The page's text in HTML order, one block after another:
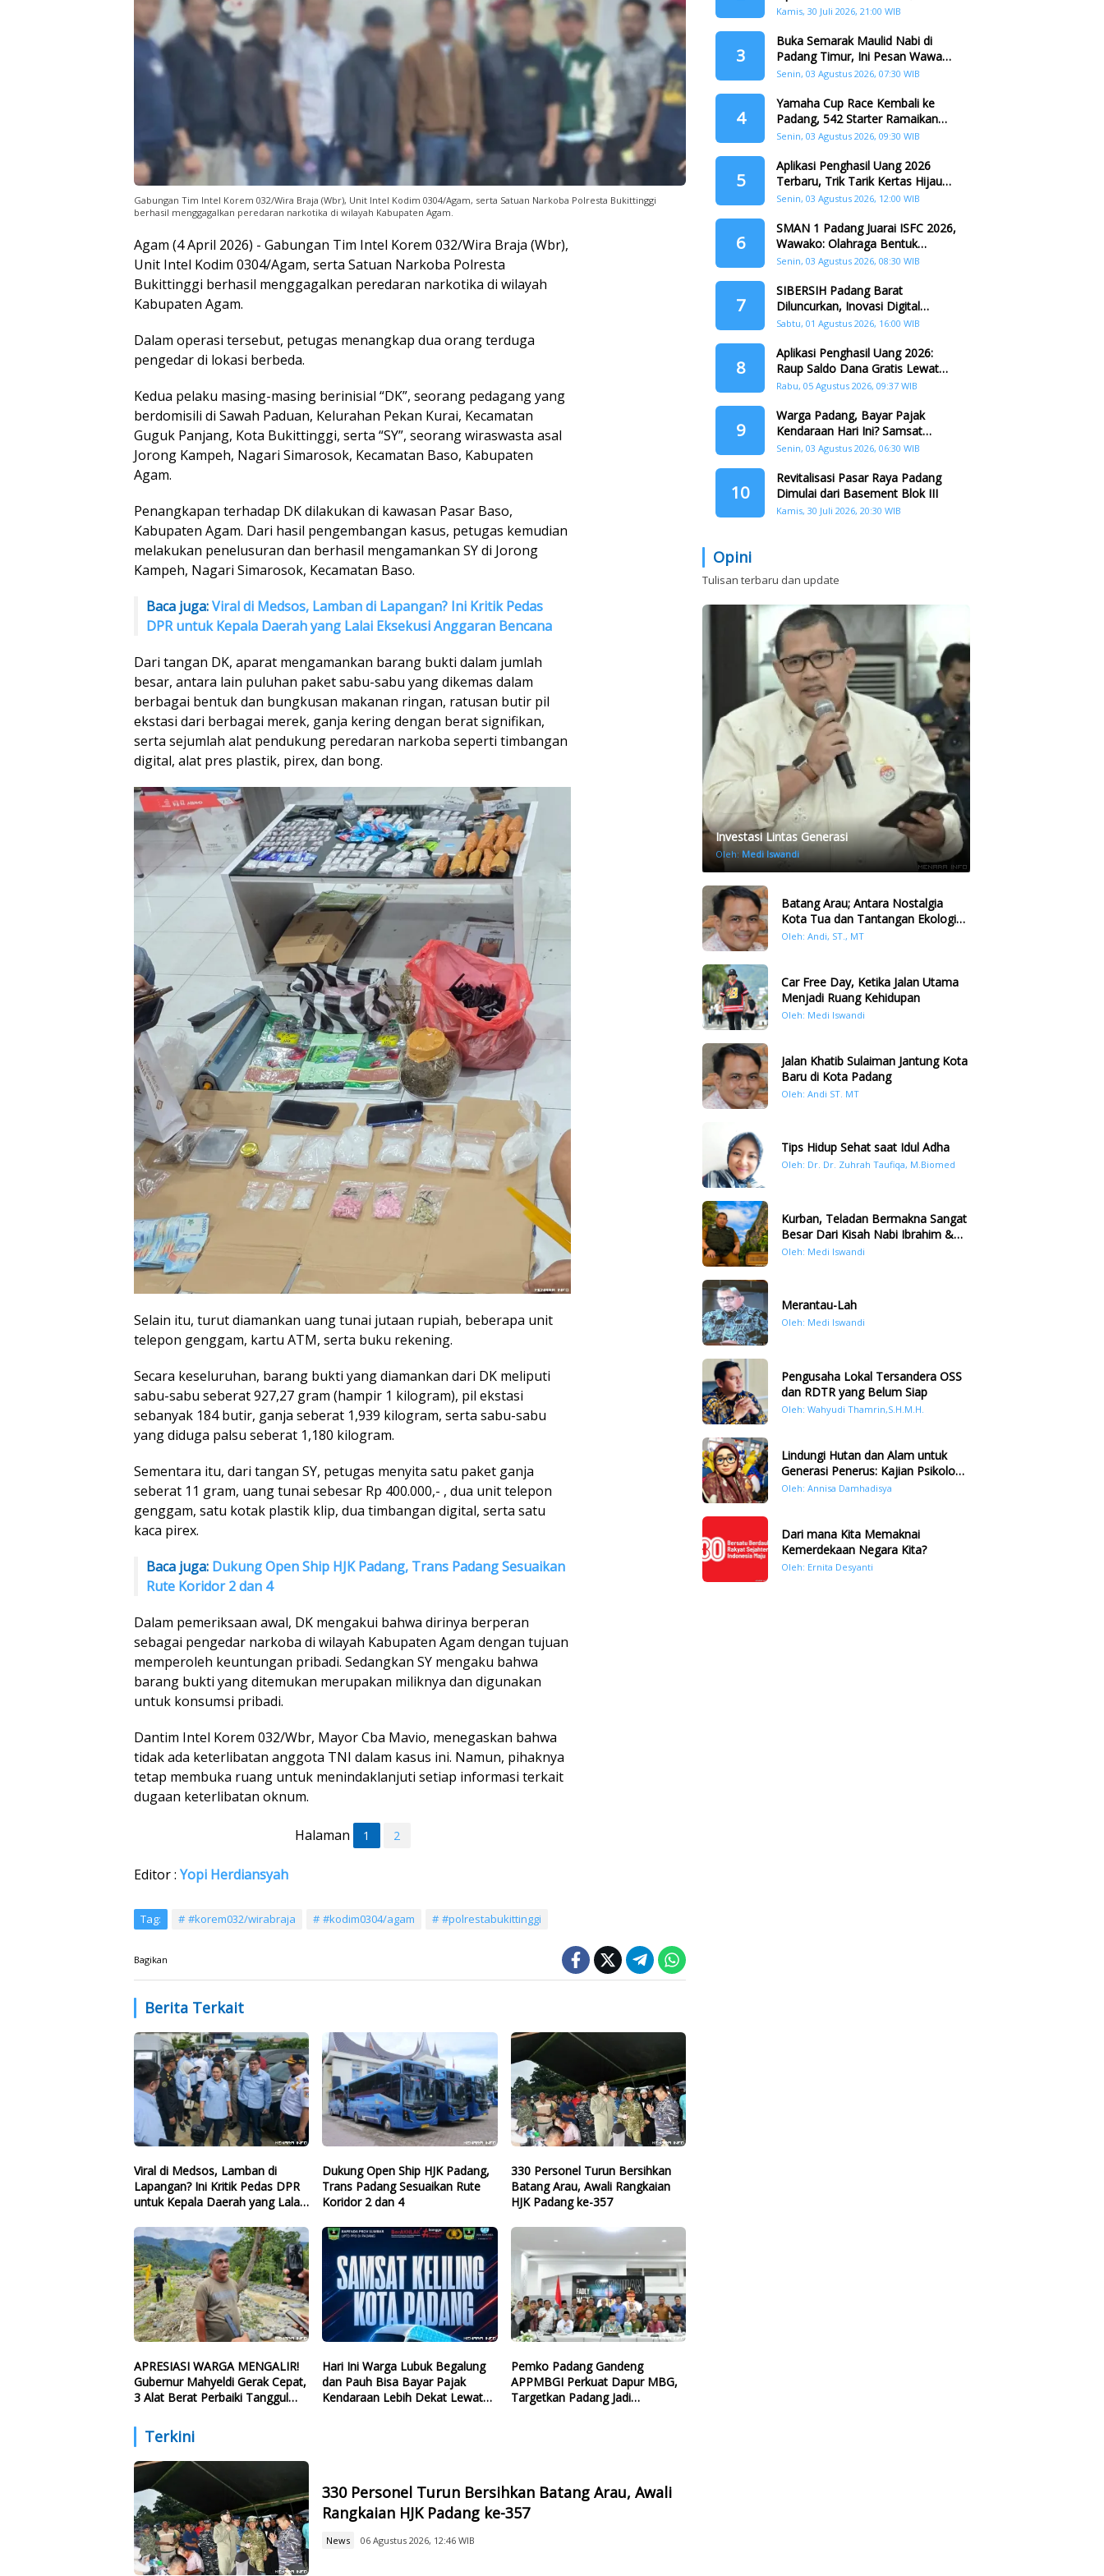
Gabungan Tim Intel Korem 032/Wira Braja (Wbr), Unit Intel Kodim 0304/Agam, serta Satuan Narkoba Polresta Bukittinggi
berhasil menggagalkan peredaran narkotika di wilayah Kabupaten Agam.
Agam (4 April 2026) - Gabungan Tim Intel Korem 032/Wira Braja (Wbr),
Unit Intel Kodim 0304/Agam, serta Satuan Narkoba Polresta
Bukittinggi berhasil menggagalkan peredaran narkotika di wilayah
Kabupaten Agam.
Dalam operasi tersebut, petugas menangkap dua orang terduga
pengedar di lokasi berbeda.
Kedua pelaku masing-masing berinisial “DK”, seorang pedagang yang
berdomisili di Sawah Paduan, Kelurahan Pekan Kurai, Kecamatan
Guguk Panjang, Kota Bukittinggi, serta “SY”, seorang wiraswasta asal
Jorong Kampeh, Nagari Simarosok, Kecamatan Baso, Kabupaten
Agam.
Penangkapan terhadap DK dilakukan di kawasan Pasar Baso,
Kabupaten Agam. Dari hasil pengembangan kasus, petugas kemudian
melakukan penelusuran dan berhasil mengamankan SY di Jorong
Kampeh, Nagari Simarosok, Kecamatan Baso.
Baca juga:Viral di Medsos, Lamban di Lapangan? Ini Kritik Pedas
DPR untuk Kepala Daerah yang Lalai Eksekusi Anggaran Bencana
Dari tangan DK, aparat mengamankan barang bukti dalam jumlah
besar, antara lain puluhan paket sabu-sabu yang dikemas dalam
berbagai bentuk dan bungkusan makanan ringan, ratusan butir pil
ekstasi dari berbagai merek, ganja kering dengan berat signifikan,
serta sejumlah alat pendukung peredaran narkoba seperti timbangan
digital, alat pres plastik, pirex, dan bong.
Selain itu, turut diamankan uang tunai jutaan rupiah, beberapa unit
telepon genggam, kartu ATM, serta buku rekening.
Secara keseluruhan, barang bukti yang diamankan dari DK meliputi
sabu-sabu seberat 927,27 gram (hampir 1 kilogram), pil ekstasi
sebanyak 184 butir, ganja seberat 1,939 kilogram, serta sabu-sabu
yang diduga palsu seberat 1,180 kilogram.
Sementara itu, dari tangan SY, petugas menyita satu paket ganja
seberat 11 gram, uang tunai sebesar Rp 400.000,- , dua unit telepon
genggam, satu kotak plastik klip, dua timbangan digital, serta satu
kaca pirex.
Baca juga: Dukung Open Ship HJK Padang, Trans Padang Sesuaikan
Rute Koridor 2 dan 4
Dalam pemeriksaan awal, DK mengakui bahwa dirinya berperan
sebagai pengedar narkoba di wilayah Kabupaten Agam dengan tujuan
memperoleh keuntungan pribadi. Sedangkan SY mengaku bahwa
barang bukti yang ditemukan merupakan miliknya dan digunakan
untuk konsumsi pribadi.
Dantim Intel Korem 032/Wbr, Mayor Cba Mavio, menegaskan bahwa
tidak ada keterlibatan anggota TNI dalam kasus ini. Namun, pihaknya
tetap membuka ruang untuk menindaklanjuti setiap informasi terkait
dugaan keterlibatan oknum.
Halaman 1 2
Editor : Yopi Herdiansyah
Tag: #korem032/wirabraja #kodim0304/agam #polrestabukittinggi
Bagikan
Berita Terkait
Viral di Medsos, Lamban di
Lapangan? Ini Kritik Pedas DPR
untuk Kepala Daerah yang Lalai
Dukung Open Ship HJK Padang,
Trans Padang Sesuaikan Rute
Koridor 2 dan 4
330 Personel Turun Bersihkan
Batang Arau, Awali Rangkaian
HJK Padang ke-357
APRESIASI WARGA MENGALIR!
Gubernur Mahyeldi Gerak Cepat,
3 Alat Berat Perbaiki Tanggul
Hari Ini Warga Lubuk Begalung
dan Pauh Bisa Bayar Pajak
Kendaraan Lebih Dekat Lewat
Pemko Padang Gandeng
APPMBGI Perkuat Dapur MBG,
Targetkan Padang Jadi
Terkini
330 Personel Turun Bersihkan Batang Arau, Awali
Rangkaian HJK Padang ke-357
News 06 Agustus 2026, 12:46 WIB
dr. Ulya Uti Fasrini Raih Gelar
Kamis, 30 Juli 2026, 21:00 WIB
3
Buka Semarak Maulid Nabi di
Padang Timur, Ini Pesan Wawako
Padang
Senin, 03 Agustus 2026, 07:30 WIB
4
Yamaha Cup Race Kembali ke
Padang, 542 Starter Ramaikan
Seri II HJK ke-357
Senin, 03 Agustus 2026, 09:30 WIB
5
Aplikasi Penghasil Uang 2026
Terbaru, Trik Tarik Kertas Hijau
Crazy Food Tanpa Penggandaan
Senin, 03 Agustus 2026, 12:00 WIB
6
SMAN 1 Padang Juarai ISFC 2026,
Wawako: Olahraga Bentuk
Karakter Generasi Muda
Senin, 03 Agustus 2026, 08:30 WIB
7
SIBERSIH Padang Barat
Diluncurkan, Inovasi Digital
Perkuat Kolaborasi Warga dan
Sabtu, 01 Agustus 2026, 16:00 WIB
8
Aplikasi Penghasil Uang 2026:
Raup Saldo Dana Gratis Lewat
Nonton Drama, Ini Caranya!
Rabu, 05 Agustus 2026, 09:37 WIB
9
Warga Padang, Bayar Pajak
Kendaraan Hari Ini? Samsat
Keliling Hadir di Padang Barat dan
Senin, 03 Agustus 2026, 06:30 WIB
10
Revitalisasi Pasar Raya Padang
Dimulai dari Basement Blok III
Kamis, 30 Juli 2026, 20:30 WIB
Opini
Tulisan terbaru dan update
Investasi Lintas Generasi
Oleh: Medi Iswandi
Batang Arau; Antara Nostalgia
Kota Tua dan Tantangan Ekologi
Kawasan
Oleh: Andi, ST., MT
Car Free Day, Ketika Jalan Utama
Menjadi Ruang Kehidupan
Oleh: Medi Iswandi
Jalan Khatib Sulaiman Jantung Kota
Baru di Kota Padang
Oleh: Andi ST. MT
Tips Hidup Sehat saat Idul Adha
Oleh: Dr. Dr. Zuhrah Taufiqa, M.Biomed
Kurban, Teladan Bermakna Sangat
Besar Dari Kisah Nabi Ibrahim &
Nabi Ismail
Oleh: Medi Iswandi
Merantau-Lah
Oleh: Medi Iswandi
Pengusaha Lokal Tersandera OSS
dan RDTR yang Belum Siap
Oleh: Wahyudi Thamrin,S.H.M.H.
Lindungi Hutan dan Alam untuk
Generasi Penerus: Kajian Psikologi
Bencana Hidrometeorologi di
Oleh: Annisa Damhadisya
Dari mana Kita Memaknai
Kemerdekaan Negara Kita?
Oleh: Ernita Desyanti